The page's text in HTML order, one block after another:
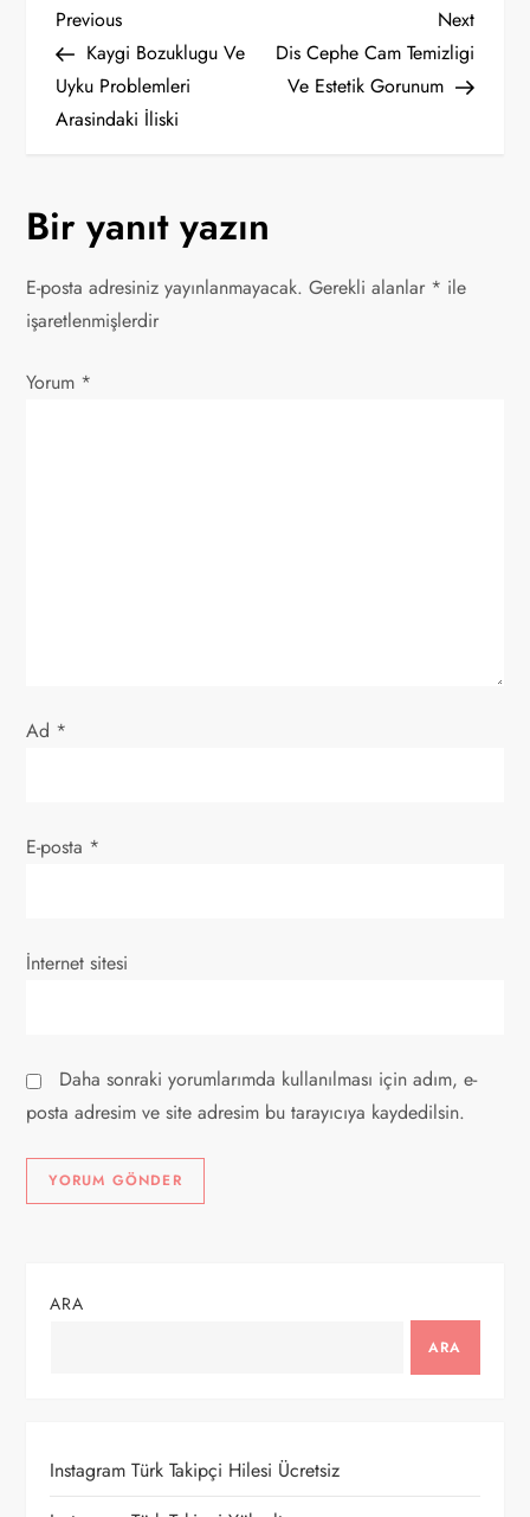
Y
a
z
ı
g
e
z
Previous
Post
Previous
Kaygi Bozuklugu Ve
Uyku Problemleri
Arasindaki İliski
Next
Post
Next
Dis Cephe Cam Temizligi
Ve Estetik Gorunum
Bir yanıt yazın
E-posta adresiniz yayınlanmayacak. Gerekli alanlar * ile
işaretlenmişlerdir
Yorum *
Ad *
E-posta *
İnternet sitesi
Daha sonraki yorumlarımda kullanılması için adım, e-
posta adresim ve site adresim bu tarayıcıya kaydedilsin.
ARA
ARA
Instagram Türk Takipçi Hilesi Ücretsiz